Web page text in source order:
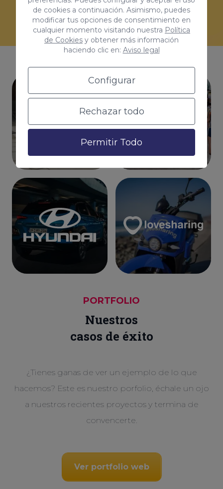
de cookies a continuación. Asimismo, puedes
modificar tus opciones de consentimiento en
cualquier momento visitando nuestra Política
de Cookies y obtener más información
haciendo clic en: Aviso legal
Configurar
Rechazar todo
Permitir Todo
habrá otro igual al tuyo.
PORTFOLIO
Nuestros
casos de éxito
¿Tienes ganas de ver un ejemplo de lo que
hacemos? Este es nuestro porfolio, échale un ojo
a nuestros recientes proyectos y termina de
convencerte.
Ver portfolio web